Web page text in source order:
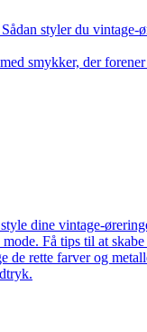
styler du vintage-
smykker, der
dine vintage-
Få tips til at
de rette farver og